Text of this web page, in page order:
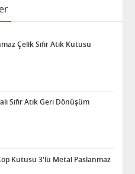
Çelik Sıfır Atık Kutusu
Sıfır Atık Geri Dönüşüm
Kutusu 3'lü Metal Paslanmaz